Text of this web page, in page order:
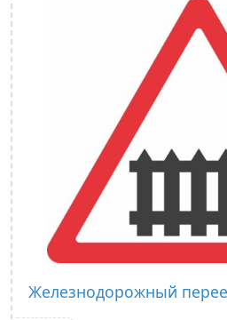
Железнодорожный